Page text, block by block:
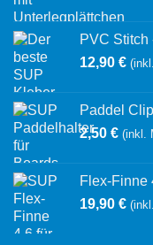
PVC
12,90 €
Paddel
2,50 € (inkl.
Flex-Finne
19,90 €